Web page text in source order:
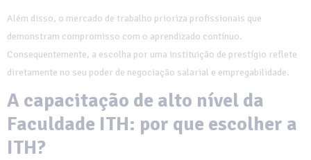
Além disso, o mercado de trabalho prioriza profissionais que
demonstram compromisso com o aprendizado contínuo.
Consequentemente, a escolha por uma instituição de prestígio reflete
diretamente no seu poder de negociação salarial e empregabilidade.
A capacitação de alto nível da
Faculdade ITH: por que escolher a
ITH?